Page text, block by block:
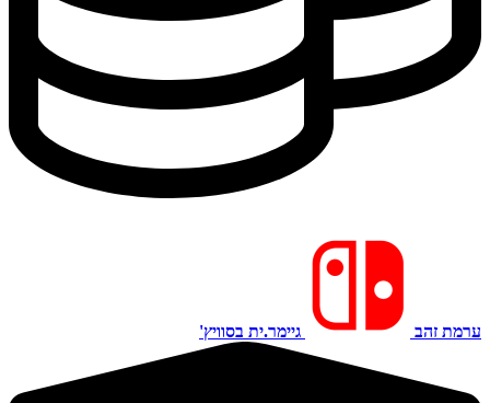
ערמת זהב גיימר.ית בסוויץ'